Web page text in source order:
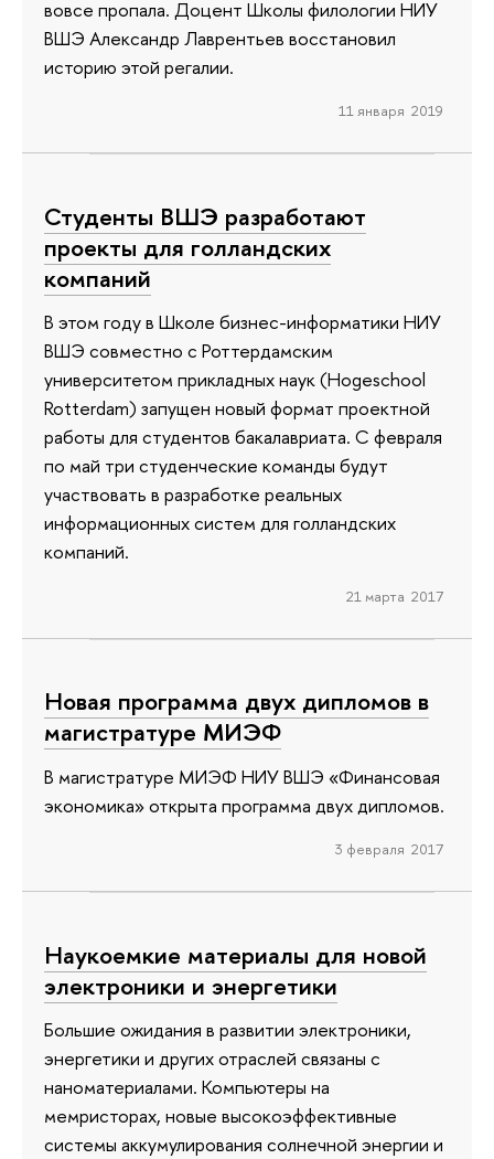
вовсе пропала. Доцент Школы филологии НИУ
ВШЭ Александр Лаврентьев восстановил
историю этой регалии.
11 января 2019
Студенты ВШЭ разработают
проекты для голландских
компаний
В этом году в Школе бизнес-информатики НИУ
ВШЭ совместно с Роттердамским
университетом прикладных наук (Hogeschool
Rotterdam) запущен новый формат проектной
работы для студентов бакалавриата. С февраля
по май три студенческие команды будут
участвовать в разработке реальных
информационных систем для голландских
компаний.
21 марта 2017
Новая программа двух дипломов в
магистратуре МИЭФ
В магистратуре МИЭФ НИУ ВШЭ «Финансовая
экономика» открыта программа двух дипломов.
3 февраля 2017
Наукоемкие материалы для новой
электроники и энергетики
Большие ожидания в развитии электроники,
энергетики и других отраслей связаны с
наноматериалами. Компьютеры на
мемристорах, новые высокоэффективные
системы аккумулирования солнечной энергии и